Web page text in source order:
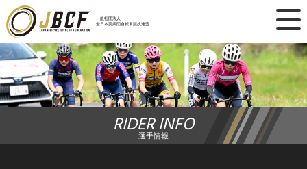
一般社団法人
全日本実業団自転車競技連盟
×
ニュース
レース日程
ランキング
RIDER INFO
選手情報